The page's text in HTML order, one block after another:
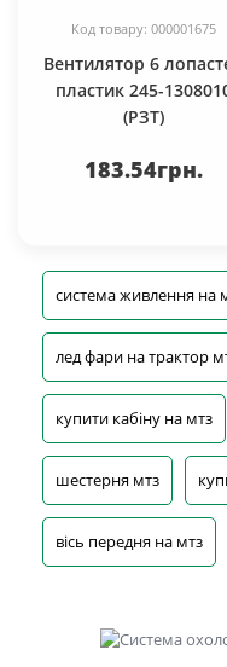
Код товару: 000001675
Вентилятор 6
пластик 245-
(РЗТ)
183.54грн.
система живлення на
лед фари на трактор
купити кабіну на мтз
шестерня мтз
вісь передня на мтз